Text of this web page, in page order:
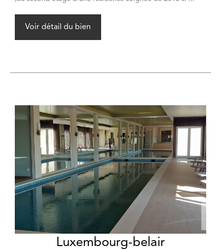
Voir détail du bien
Luxembourg-belair